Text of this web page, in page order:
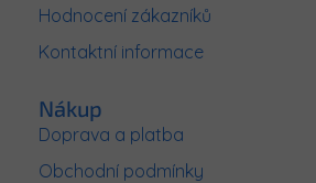
Hodnocení zákazníků
Kontaktní informace
Nákup
Doprava a platba
Obchodní podmínky